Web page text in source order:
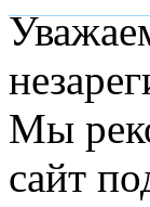
Мы
сайт